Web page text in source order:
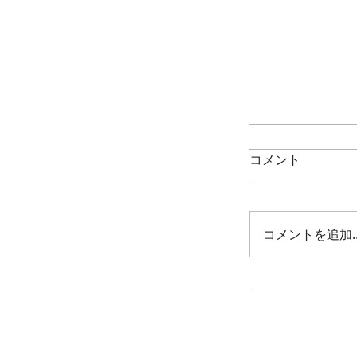
コメント
コメントを追